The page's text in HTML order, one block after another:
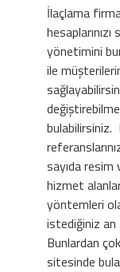
İlaçlama
yönetimini
ile
bulabilirsiniz.
sayıda
hizmet
yöntemleri
istediğiniz
Bunlardan
sitesinde